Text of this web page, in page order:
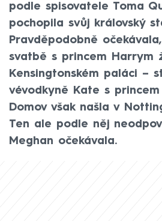
podle spisovatele Toma
pochopila svůj královský
Pravděpodobně
svatbě s princem Harrym
Kensingtonském paláci –⁠
vévodkyně Kate s princem
Domov však našla v
Ten ale podle něj
Meghan očekávala.